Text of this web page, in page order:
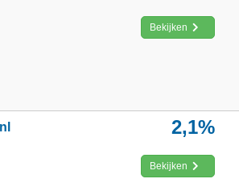
Bekijken
2,1%
Bekijken